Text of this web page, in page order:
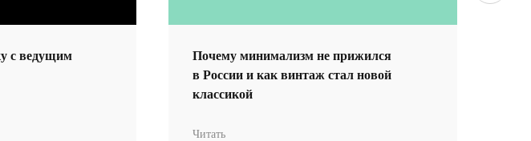
с ведущим
Почему минимализм не прижился
в России и как винтаж стал новой
классикой
Читать
манифестом